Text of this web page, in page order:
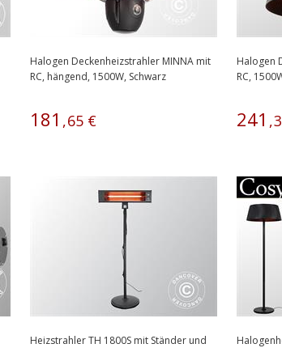
Halogen Deckenheizstrahler MINNA mit
RC, hängend, 1500W, Schwarz
181 ,65 €
Halogen
RC,
241 ,
Heizstrahler TH 1800S mit Ständer und